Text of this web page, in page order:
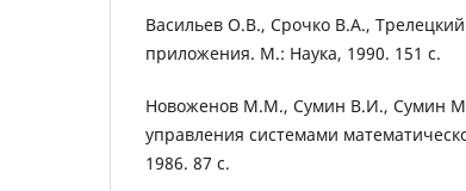
Васильев О.В., Срочко В.А.,
приложения. М.: Наука, 1990. 151 с.
Новоженов М.М., Сумин В.И., Сумин
управления системами
1986. 87 с.